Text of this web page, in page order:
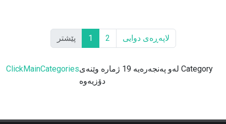
پێشتر 1 2 لاپەڕەی دوایی
ClickMainCategoriesلەو پەنجەرەیە 19 ژمارە وێنەی Category
دۆزیەوە